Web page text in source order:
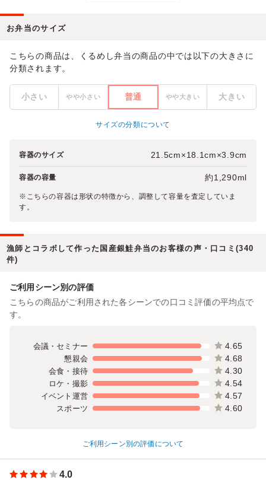
お弁当のサイズ
こちらの商品は、くるめし弁当の商品の中では以下の大きさに
分類されます。
小さい やや小さい 普通 やや大きい 大きい
サイズの分類について
容器のサイズ 21.5cm×18.1cm×3.9cm
容器の容量 約1,290ml
※こちらの容器は形状の特徴から、調整して容量を査定していま
す。
漁師とコラボして作った国産銀鮭弁当のお客様の声・口コミ(340
件)
ご利用シーン別の評価
こちらの商品がご利用された各シーンでの口コミ評価の平均点で
す。
会議・セミナー 4.65
懇親会 4.68
会食・接待 4.30
ロケ・撮影 4.54
イベント運営 4.57
スポーツ 4.60
ご利用シーン別の評価について
4.0